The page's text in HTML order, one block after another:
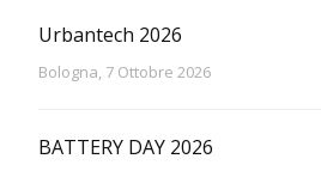
Urbantech 2026
Bologna, 7 Ottobre 2026
BATTERY DAY 2026